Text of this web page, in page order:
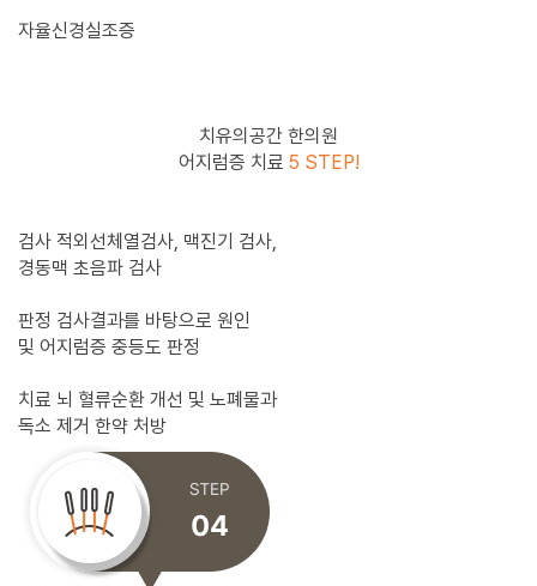
자율신경실조증
치유의공간 한의원
어지럼증 치료 5 STEP!
검사 적외선체열검사, 맥진기 검사,
경동맥 초음파 검사
판정 검사결과를 바탕으로 원인
및 어지럼증 중등도 판정
치료 뇌 혈류순환 개선 및 노폐물과
독소 제거 한약 처방